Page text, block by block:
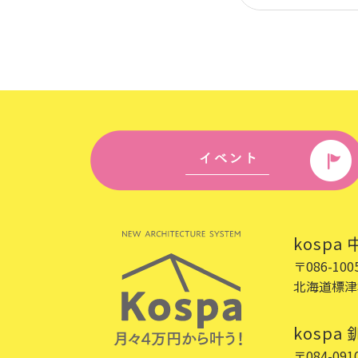
kospa
〒086-
北海道標
kospa